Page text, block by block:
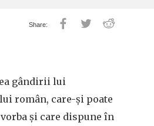
gândirii lui
român, care-și poate
și care dispune în